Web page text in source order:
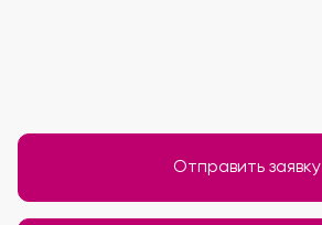
Отправить заявку